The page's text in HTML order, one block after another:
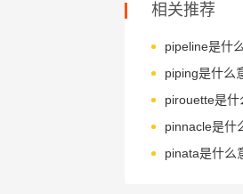
相关推荐
piping是什么
pinata是什么